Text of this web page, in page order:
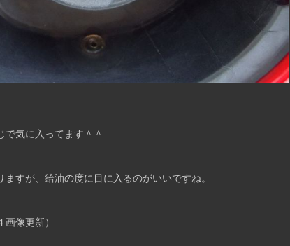
で気に入ってます＾＾
すが、給油の度に目に入るのがいいですね。
画像更新）